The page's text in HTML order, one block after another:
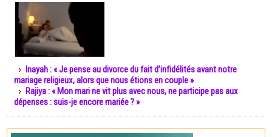
Inayah : « Je pense au divorce du fait d’infidélités avant notre
mariage religieux, alors que nous étions en couple »
Rajiya : « Mon mari ne vit plus avec nous, ne participe pas aux
dépenses : suis-je encore mariée ? »